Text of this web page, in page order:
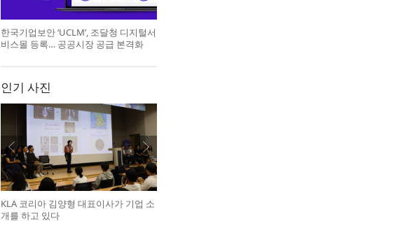
한국기업보안 ‘UCLM’, 조달청 디지털서
비스몰 등록… 공공시장 공급 본격화
인기 사진
KLA 코리아 김양형 대표이사가 기업 소
개를 하고 있다